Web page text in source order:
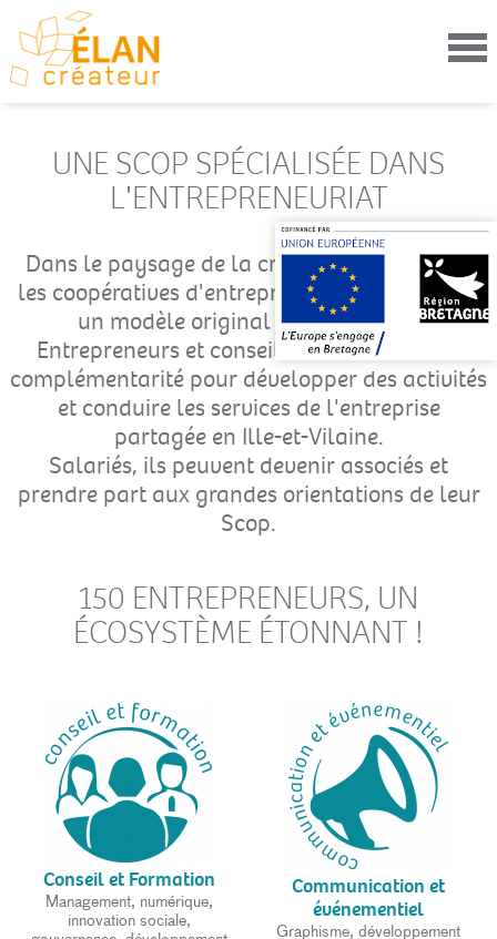
au
contenu
principal
UNE SCOP SPÉCIALISÉE DANS
L'ENTREPRENEURIAT
Dans le paysage de la création d'entreprise,
les coopératives d'entrepreneurs représentent
un modèle original et prometteur.
Entrepreneurs et conseillers travaillent en
complémentarité pour développer des activités
et conduire les services de l'entreprise
partagée en Ille-et-Vilaine.
Salariés, ils peuvent devenir associés et
prendre part aux grandes orientations de leur
Scop.
150 ENTREPRENEURS, UN
ÉCOSYSTÈME ÉTONNANT !
Conseil et Formation
Management, numérique,
innovation sociale,
Communication et
événementiel
Graphisme, développement